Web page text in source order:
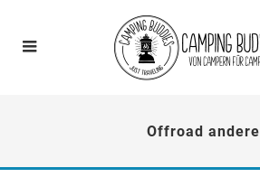
Offroad andere